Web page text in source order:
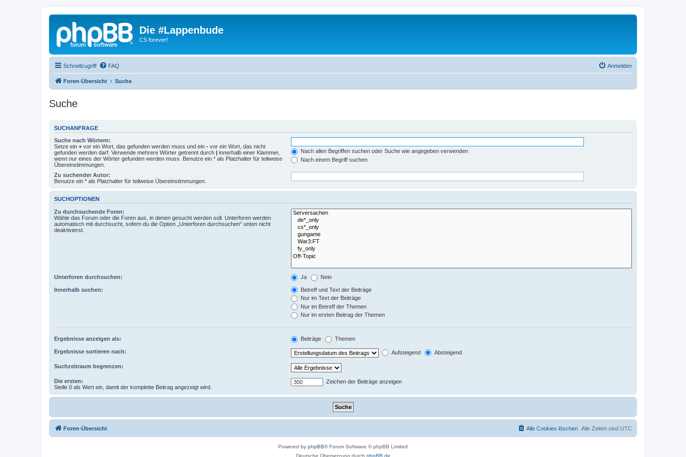
Die #Lappenbude
CS forever!
Schnellzugriff FAQ Anmelden
Foren-Übersicht Suche
Suche
SUCHANFRAGE
Suche nach Wörtern:
Setze ein + vor ein Wort, das gefunden werden muss und ein - vor ein Wort, das nicht
gefunden werden darf. Verwende mehrere Wörter getrennt durch | innerhalb einer Klammer,
wenn nur eines der Wörter gefunden werden muss. Benutze ein * als Platzhalter für teilweise
Übereinstimmungen.
Nach allen Begriffen suchen oder Suche wie angegeben verwenden
Nach einem Begriff suchen
Zu suchender Autor:
Benutze ein * als Platzhalter für teilweise Übereinstimmungen.
SUCHOPTIONEN
Zu durchsuchende Foren:
Wähle das Forum oder die Foren aus, in denen gesucht werden soll. Unterforen werden
automatisch mit durchsucht, sofern du die Option „Unterforen durchsuchen“ unten nicht
deaktivierst.
Unterforen durchsuchen: Ja Nein
Innerhalb suchen:
Betreff und Text der Beiträge
Nur im Text der Beiträge
Nur im Betreff der Themen
Nur im ersten Beitrag der Themen
Ergebnisse anzeigen als: Beiträge Themen
Ergebnisse sortieren nach: Aufsteigend Absteigend
Suchzeitraum begrenzen:
Die ersten:
Stelle 0 als Wert ein, damit der komplette Beitrag angezeigt wird.
Zeichen der Beiträge anzeigen
Foren-Übersicht Alle Zeiten sind UTC
Alle Cookies löschen
Powered by phpBB® Forum Software © phpBB Limited
Deutsche Übersetzung durch phpBB.de